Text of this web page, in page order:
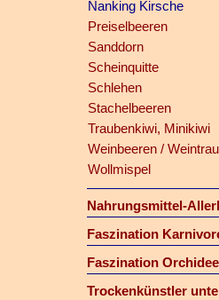
Nanking Kirsche
Preiselbeeren
Sanddorn
Scheinquitte
Schlehen
Stachelbeeren
Traubenkiwi, Minikiwi
Weinbeeren /
Wollmispel
Nahrungsmittel-
Faszination
Faszination
Trockenkünstler